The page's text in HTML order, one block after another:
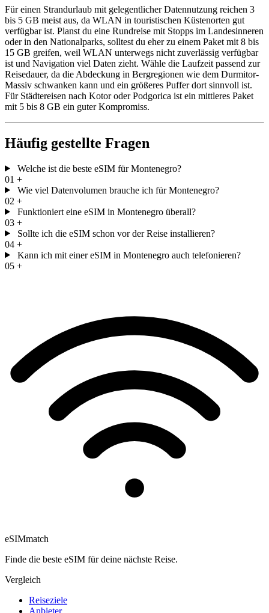
Für einen Strandurlaub mit gelegentlicher Datennutzung reichen 3
bis 5 GB meist aus, da WLAN in touristischen Küstenorten gut
verfügbar ist. Planst du eine Rundreise mit Stopps im Landesinneren
oder in den Nationalparks, solltest du eher zu einem Paket mit 8 bis
15 GB greifen, weil WLAN unterwegs nicht zuverlässig verfügbar
ist und Navigation viel Daten zieht. Wähle die Laufzeit passend zur
Reisedauer, da die Abdeckung in Bergregionen wie dem Durmitor-
Massiv schwanken kann und ein größeres Puffer dort sinnvoll ist.
Für Städtereisen nach Kotor oder Podgorica ist ein mittleres Paket
mit 5 bis 8 GB ein guter Kompromiss.
Häufig gestellte Fragen
Welche ist die beste eSIM für Montenegro?
01 +
Wie viel Datenvolumen brauche ich für Montenegro?
02 +
Funktioniert eine eSIM in Montenegro überall?
03 +
Sollte ich die eSIM schon vor der Reise installieren?
04 +
Kann ich mit einer eSIM in Montenegro auch telefonieren?
05 +
eSIMmatch
Finde die beste eSIM für deine nächste Reise.
Vergleich
Reiseziele
Anbieter